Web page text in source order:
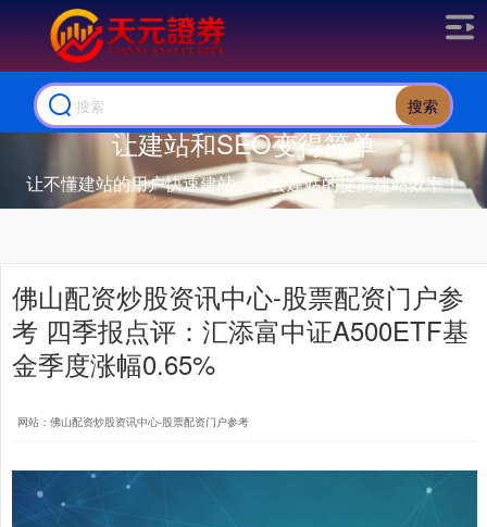
搜索
让建站和SEO变得简单
让不懂建站的用户快速建站，让会建站的提高建站效率！
佛山配资炒股资讯中心-股票配资门户参
考 四季报点评：汇添富中证A500ETF基
金季度涨幅0.65%
网站：佛山配资炒股资讯中心-股票配资门户参考